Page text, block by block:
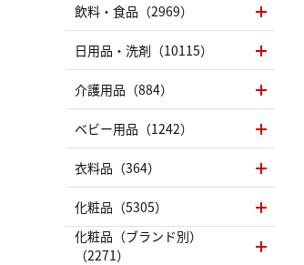
飲料・食品（2969）
日用品・洗剤（10115）
介護用品（884）
ベビー用品（1242）
衣料品（364）
化粧品（5305）
化粧品（ブランド別）
（2271）